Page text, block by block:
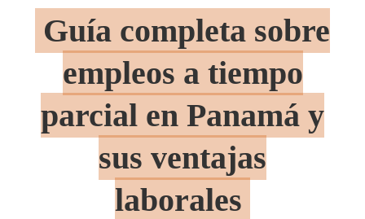
Guía completa sobre
empleos a tiempo
parcial en Panamá y
sus ventajas
laborales